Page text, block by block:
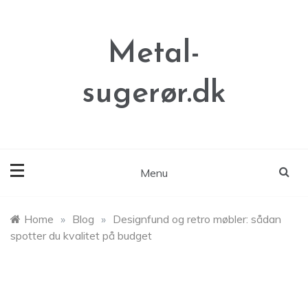
Metal-
sugerør.dk
Menu
Home » Blog » Designfund og retro møbler: sådan
spotter du kvalitet på budget